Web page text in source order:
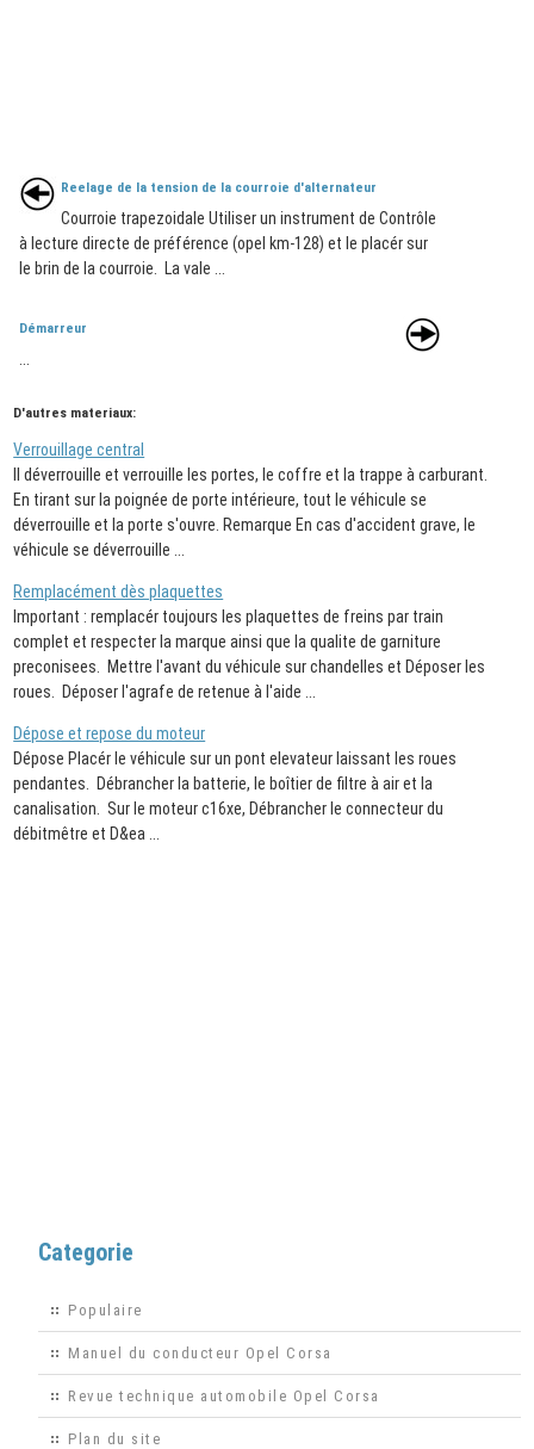
Reelage de la tension de la courroie d'alternateur
Courroie trapezoidale Utiliser un instrument de Contrôle
à lecture directe de préférence (opel km-128) et le placér sur
le brin de la courroie. La vale ...
Démarreur
D'autres materiaux:
Verrouillage central
Il déverrouille et verrouille les portes, le coffre et la trappe à carburant.
En tirant sur la poignée de porte intérieure, tout le véhicule se
déverrouille et la porte s'ouvre. Remarque En cas d'accident grave, le
véhicule se déverrouille ...
Remplacément dès plaquettes
Important : remplacér toujours les plaquettes de freins par train
complet et respecter la marque ainsi que la qualite de garniture
preconisees. Mettre l'avant du véhicule sur chandelles et Déposer les
roues. Déposer l'agrafe de retenue à l'aide ...
Dépose et repose du moteur
Dépose Placér le véhicule sur un pont elevateur laissant les roues
pendantes. Débrancher la batterie, le boîtier de filtre à air et la
canalisation. Sur le moteur c16xe, Débrancher le connecteur du
débitmêtre et D&ea ...
Categorie
Populaire
Manuel du conducteur Opel Corsa
Revue technique automobile Opel Corsa
Plan du site